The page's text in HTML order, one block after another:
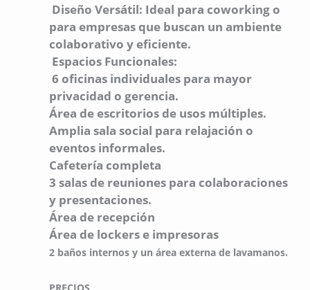
Diseño Versátil: Ideal para coworking o
para empresas que buscan un ambiente
colaborativo y eficiente.
Espacios Funcionales:
6 oficinas individuales para mayor
privacidad o gerencia.
Área de escritorios de usos múltiples.
Amplia sala social para relajación o
eventos informales.
Cafetería completa
3 salas de reuniones para colaboraciones
y presentaciones.
Área de recepción
Área de lockers e impresoras
2 baños internos y un área externa de lavamanos.
PRECIOS